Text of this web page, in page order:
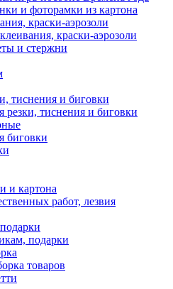
и фоторамки из картона
краски-аэрозоли
краски-аэрозоли
и стержни
тиснения и биговки
резки, тиснения и биговки
биговки
и картона
работ, лезвия
подарки
товаров